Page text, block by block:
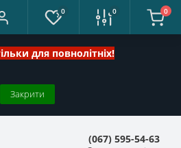
для повнолітніх!
Закрити
0 0 0
(067) 595-54-63